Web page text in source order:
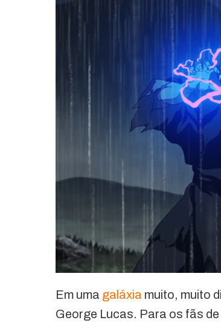
Em uma galáxia muito, muito
George Lucas. Para os fãs